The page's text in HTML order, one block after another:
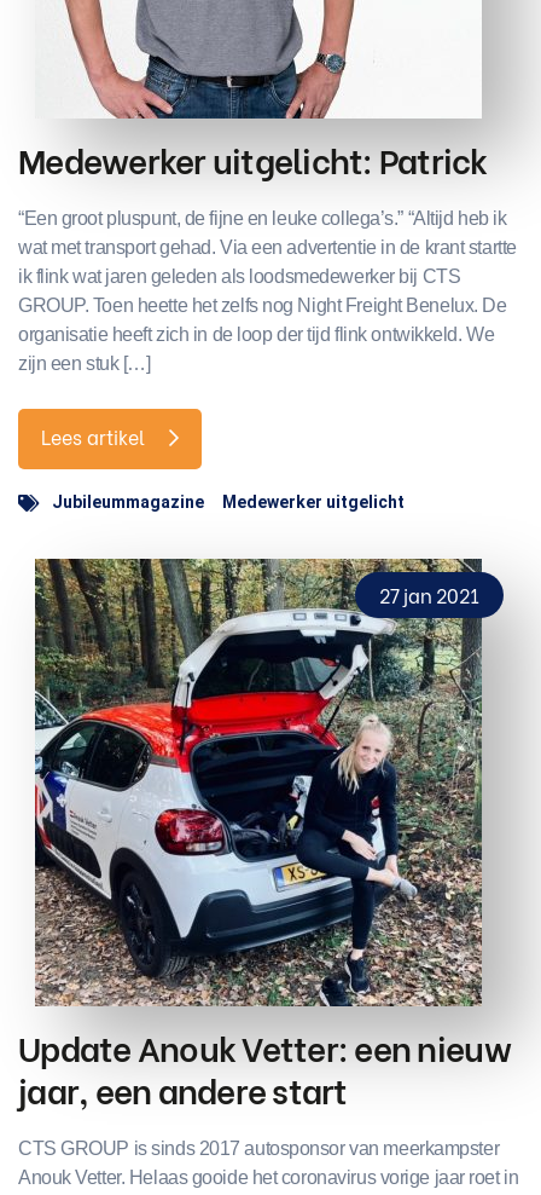
Medewerker uitgelicht: Patrick
“Een groot pluspunt, de fijne en leuke collega’s.” “Altijd heb ik
wat met transport gehad. Via een advertentie in de krant startte
ik flink wat jaren geleden als loodsmedewerker bij CTS
GROUP. Toen heette het zelfs nog Night Freight Benelux. De
organisatie heeft zich in de loop der tijd flink ontwikkeld. We
zijn een stuk […]
Lees artikel
Jubileummagazine Medewerker uitgelicht
27 jan 2021
Update Anouk Vetter: een nieuw
jaar, een andere start
CTS GROUP is sinds 2017 autosponsor van meerkampster
Anouk Vetter. Helaas gooide het coronavirus vorige jaar roet in